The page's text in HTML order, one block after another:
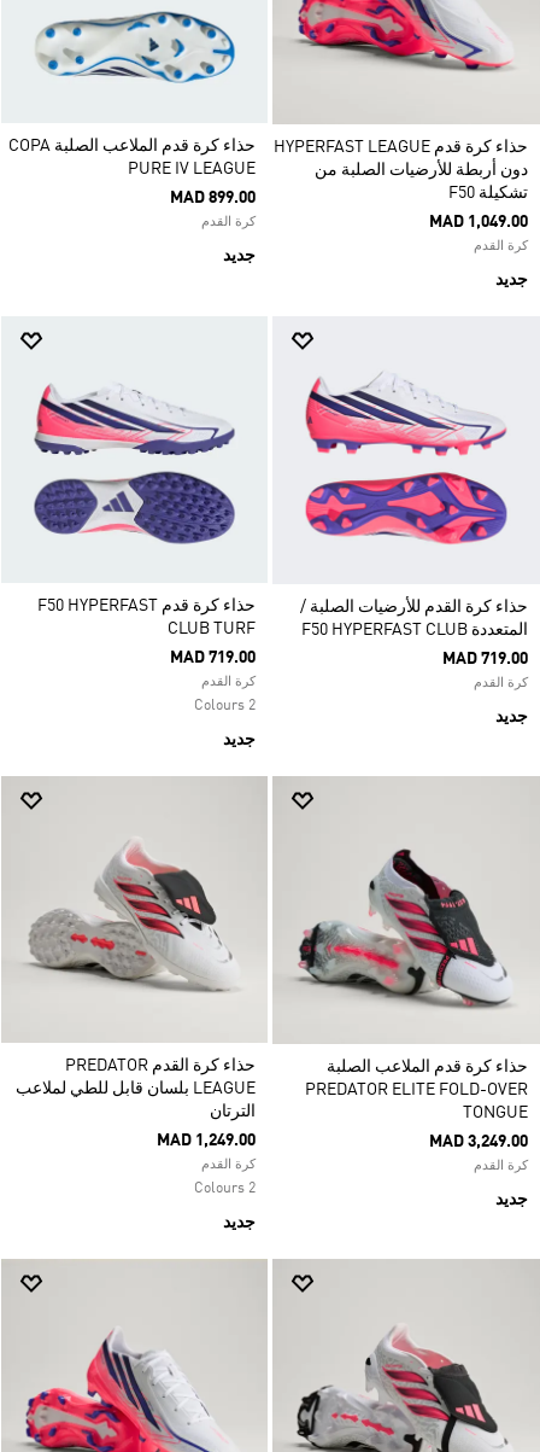
حذاء كرة قدم HYPERFAST LEAGUE
دون أربطة للأرضيات الصلبة من
تشكيلة F50
MAD 1,049.00
كرة القدم
جديد
حذاء كرة قدم الملاعب الصلبة COPA
PURE IV LEAGUE
MAD 899.00
كرة القدم
جديد
حذاء كرة القدم للأرضيات الصلبة /
المتعددة F50 HYPERFAST CLUB
MAD 719.00
كرة القدم
جديد
حذاء كرة قدم F50 HYPERFAST
CLUB TURF
MAD 719.00
كرة القدم
2 Colours
جديد
حذاء كرة قدم الملاعب الصلبة
PREDATOR ELITE FOLD-OVER
TONGUE
MAD 3,249.00
كرة القدم
جديد
حذاء كرة القدم PREDATOR
LEAGUE بلسان قابل للطي لملاعب
الترتان
MAD 1,249.00
كرة القدم
2 Colours
جديد